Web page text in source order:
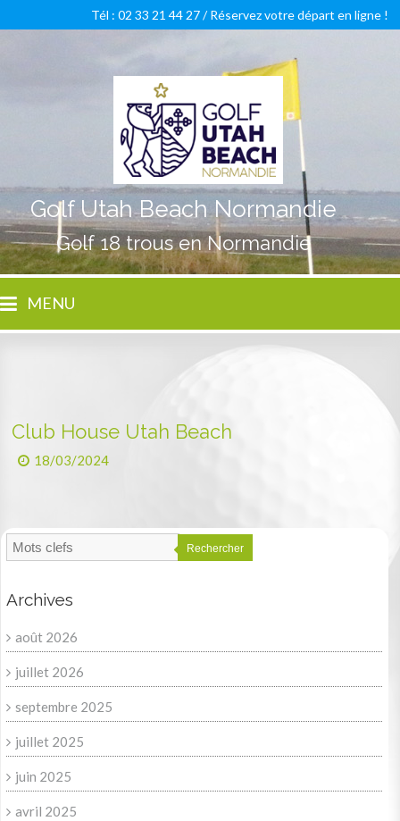
Golf Utah Beach Normandie
Golf 18 trous en Normandie
Tél : 02 33 21 44 27 /Réservez votre départ en ligne !
MENU
Club House Utah Beach
18/03/2024
Rechercher
Archives
août 2026
juillet 2026
septembre 2025
juillet 2025
juin 2025
avril 2025